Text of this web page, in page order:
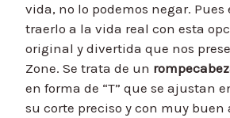
vida, no lo podemos negar. Pues
traerlo a la vida real con esta
original y divertida que nos
Zone. Se trata de un
en forma de “T” que se ajustan
su corte preciso y con muy buen